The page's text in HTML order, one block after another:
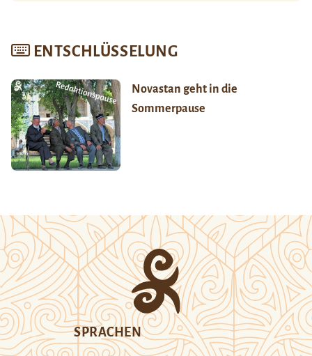
ENTSCHLÜSSELUNG
Novastan geht in die
Sommerpause
SPRACHEN